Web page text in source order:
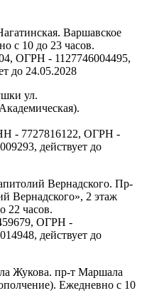
Варшавское
с 10 до 23 часов.
ОГРН - 1127746004495,
до 24.05.2028
ул.
- 7727816122, ОГРН -
действует до
Вернадского. Пр-
Вернадского», 2 этаж
22 часов.
ОГРН -
действует до
Жукова. пр-т Маршала
Ежедневно с 10